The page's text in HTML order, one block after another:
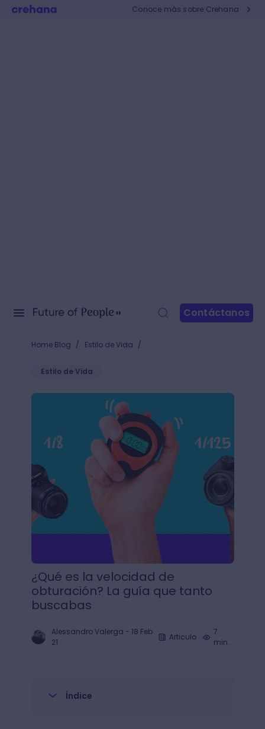
Conoce más sobre Crehana
Contáctanos
Home Blog / Estilo de Vida /
Estilo de Vida
¿Qué es la velocidad de obturación? La guía que
¿Qué es la velocidad de
obturación? La guía que tanto
buscabas
Alessandro Valerga - 18 Feb
21
Articulo
7
min.
Índice